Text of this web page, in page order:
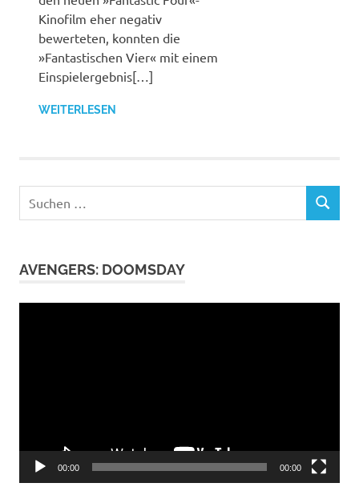
Kinofilm eher negativ
bewerteten, konnten die
»Fantastischen Vier« mit einem
Einspielergebnis[…]
WEITERLESEN
Suchen
SUCHEN
AVENGERS: DOOMSDAY
00:00 00:00